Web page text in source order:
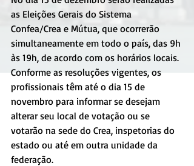
as Eleições Gerais do Sistema
Confea/Crea e Mútua, que ocorrerão
simultaneamente em todo o país, das 9h
às 19h, de acordo com os horários locais.
Conforme as resoluções vigentes, os
profissionais têm até o dia 15 de
novembro para informar se desejam
alterar seu local de votação ou se
votarão na sede do Crea, inspetorias do
estado ou até em outra unidade da
federação.